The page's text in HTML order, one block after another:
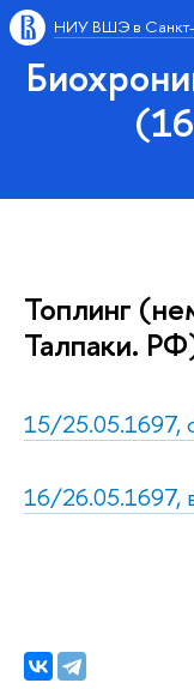
НИУ ВШЭ в
Топлинг
Талпаки.
15/25.05.1697,
16/26.05.1697,